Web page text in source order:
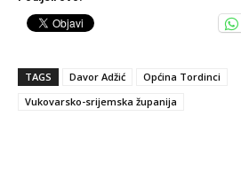
TAGS Davor Adžić
Općina Tordinci
Vukovarsko-srijemska županija